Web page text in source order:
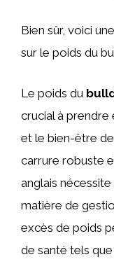
Bien sûr, voici
sur le poids du
Le poids du
crucial à
et le bien-être
carrure robuste
anglais
matière de
excès de poids
de santé tels